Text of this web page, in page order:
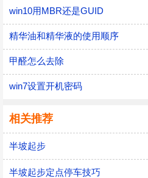
win10用MBR还是GUID
精华油和精华液的使用顺序
甲醛怎么去除
win7设置开机密码
相关推荐
半坡起步
半坡起步定点停车技巧